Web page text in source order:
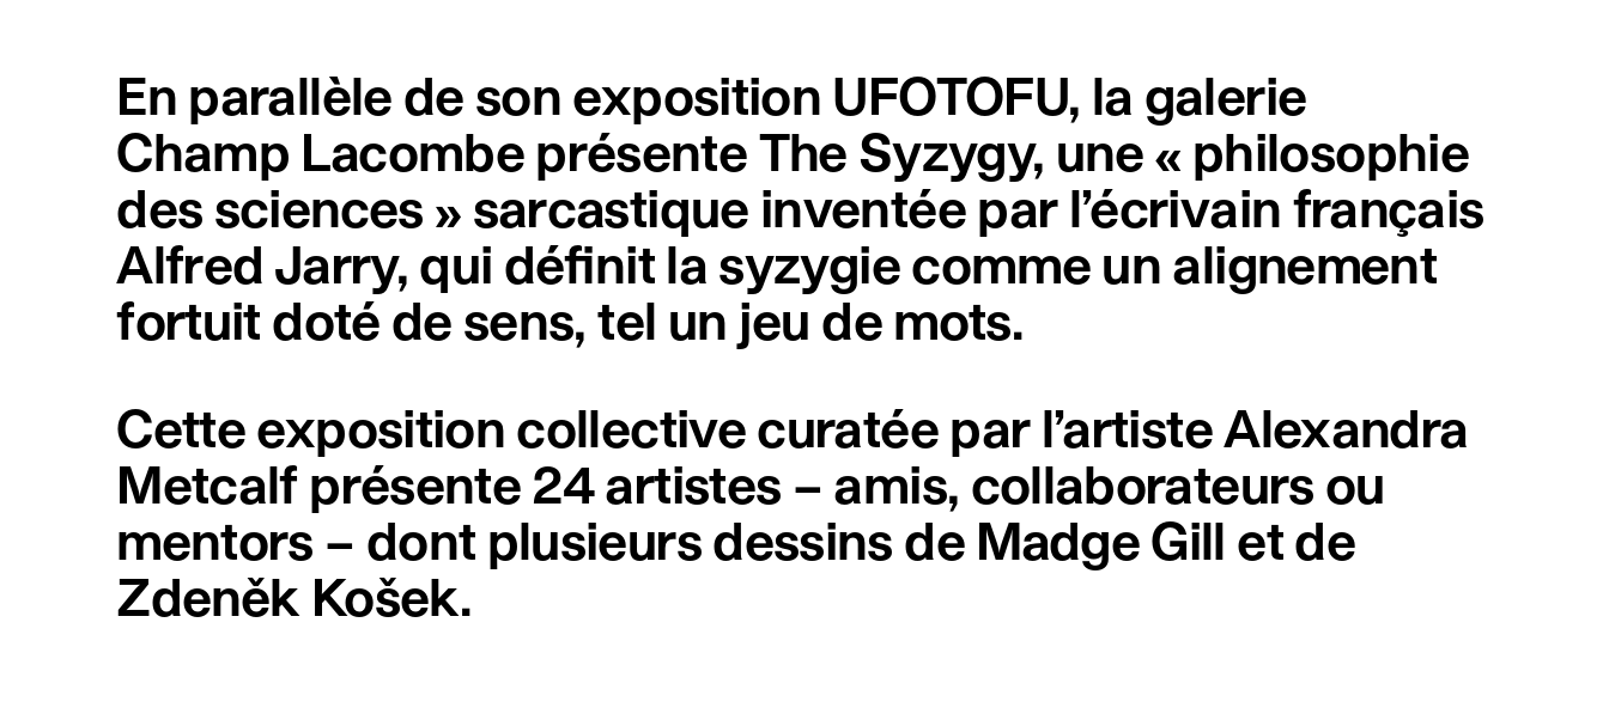
En parallèle de son exposition UFOTOFU, la galerie
Champ Lacombe présente The Syzygy, une « philosophie
des sciences » sarcastique inventée par l’écrivain français
Alfred Jarry, qui définit la syzygie comme un alignement
fortuit doté de sens, tel un jeu de mots.
Cette exposition collective curatée par l’artiste Alexandra
Metcalf présente 24 artistes – amis, collaborateurs ou
mentors – dont plusieurs dessins de Madge Gill et de
Zdeněk Košek.